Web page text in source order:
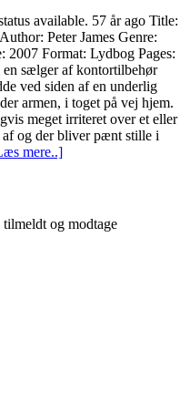
available. 57 år ago Title:
Peter James Genre:
2007 Format: Lydbog Pages:
en sælger af kontortilbehør
ved siden af en underlig
armen, i toget på vej hjem.
meget irriteret over et eller
af og der bliver pænt stille i
mere..]
og modtage